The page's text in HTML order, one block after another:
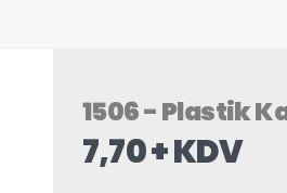
1506 - Plastik
7,70 + KDV